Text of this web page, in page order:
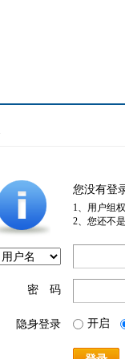
您没有登
1、用户组
2、您还不
密 码
隐身登录 开启